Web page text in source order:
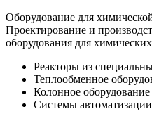
Оборудование для
Проектирование и
оборудования для
Реакторы из
Теплообменное
Колонное оборудование
Системы автоматизации